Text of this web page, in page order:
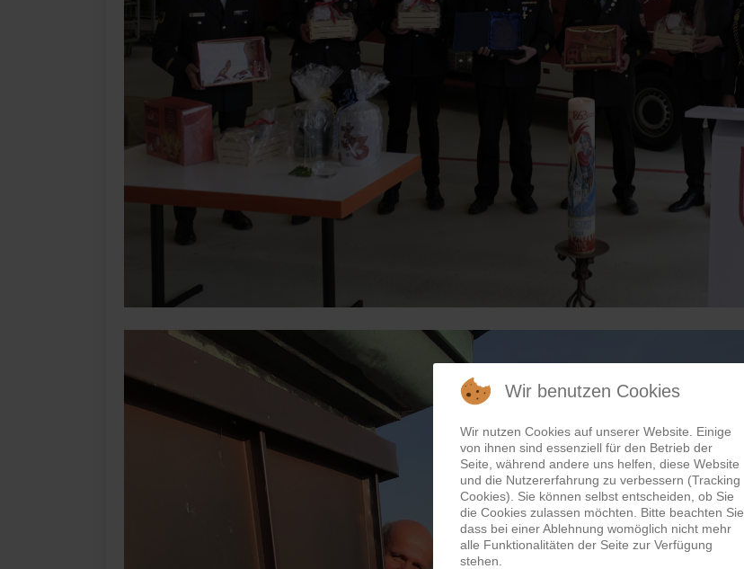
Wir benutzen Cookies
Wir nutzen Cookies auf unserer Website. Einige
von ihnen sind essenziell für den Betrieb der
Seite, während andere uns helfen, diese Website
und die Nutzererfahrung zu verbessern (Tracking
Cookies). Sie können selbst entscheiden, ob Sie
die Cookies zulassen möchten. Bitte beachten Sie,
dass bei einer Ablehnung womöglich nicht mehr
alle Funktionalitäten der Seite zur Verfügung
stehen.